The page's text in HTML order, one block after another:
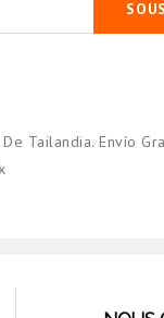
Tailandia. Envío